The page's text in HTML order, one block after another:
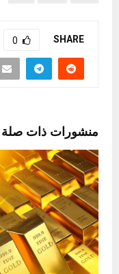
SHARE
0
منشورات ذات صلة